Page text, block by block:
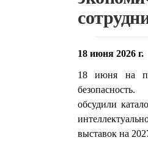
18 июня 2026 г.
18 июня на
обсудили
выставок на